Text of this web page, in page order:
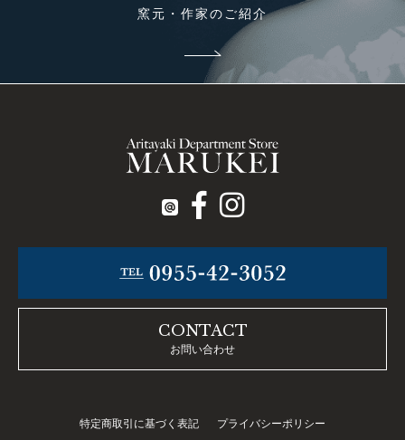
窯元・作家のご紹介
CONTACT
お問い合わせ
特定商取引に基づく表記 プライバシーポリシー